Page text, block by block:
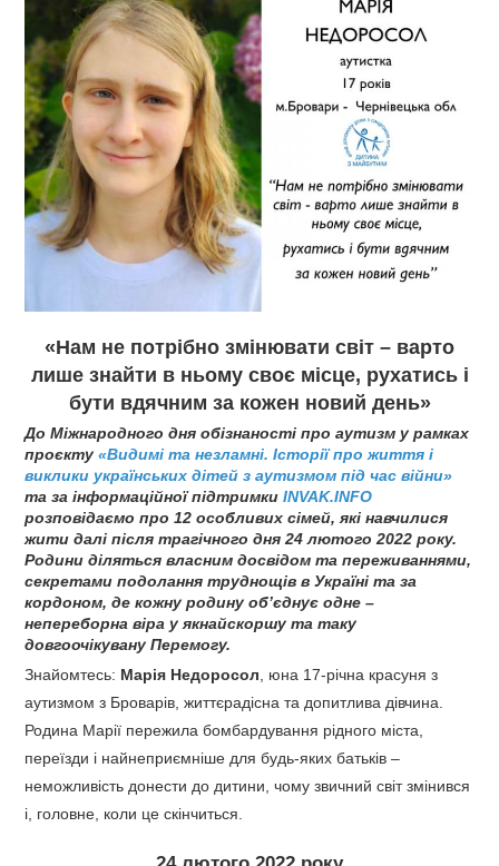
«Нам не потрібно змінювати світ – варто
лише знайти в ньому своє місце, рухатись і
бути вдячним за кожен новий день»
До Міжнародного дня обізнаності про аутизм у рамках
проєкту«Видимі та незламні. Історії про життя і
виклики українських дітей з аутизмом під час війни»
та за інформаційної підтримкиINVAK.INFO
розповідаємо про 12 особливих сімей, які навчилися
жити далі після трагічного дня 24 лютого 2022 року.
Родини діляться власним досвідом та переживаннями,
секретами подолання труднощів в Україні та за
кордоном, де кожну родину об’єднує одне –
непереборна віра у якнайскоршу та таку
довгоочікувану Перемогу.
Знайомтесь: Марія Недоросол, юна 17-річна красуня з
аутизмом з Броварів, життєрадісна та допитлива дівчина.
Родина Марії пережила бомбардування рідного міста,
переїзди і найнеприємніше для будь-яких батьків –
неможливість донести до дитини, чому звичний світ змінився
і, головне, коли це скінчиться.